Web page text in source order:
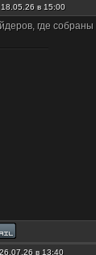
в 15:00
где
в 13:40